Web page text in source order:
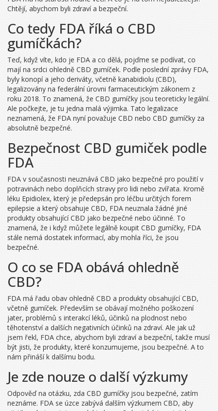
Chtějí, abychom byli zdraví a bezpeční.
Co tedy FDA říká o CBD
gumíčkách?
Teď, když víte, kdo je FDA a co dělá, pojďme se podívat, co
mají na srdci ohledně CBD gumíček. Podle poslední zprávy FDA,
byly konopí a jeho deriváty, včetně kanabidiolu (CBD),
legalizovány na federální úrovni farmaceutickým zákonem z
roku 2018. To znamená, že CBD gumíčky jsou teoreticky legální.
Ale počkejte, je tu jedna malá výjimka. Tato legalizace
neznamená, že FDA nyní považuje CBD nebo CBD gumíčky za
absolutně bezpečné.
Bezpečnost CBD gumiček podle
FDA
FDA v současnosti neuznává CBD jako bezpečné pro použití v
potravinách nebo doplňcích stravy pro lidi nebo zvířata. Kromě
léku Epidiolex, který je předepsán pro léčbu určitých forem
epilepsie a který obsahuje CBD, FDA neuznala žádné jiné
produkty obsahující CBD jako bezpečné nebo účinné. To
znamená, že i když můžete legálně koupit CBD gumíčky, FDA
stále nemá dostatek informací, aby mohla říci, že jsou
bezpečné.
O co se FDA obává ohledně
CBD?
FDA má řadu obav ohledně CBD a produkty obsahující CBD,
včetně gumíček. Především se obávají možného poškození
jater, problémů s interakcí léků, účinků na plodnost nebo
těhotenství a dalších negativních účinků na zdraví. Ale jak už
jsem řekl, FDA chce, abychom byli zdraví a bezpeční, takže musí
být jisti, že produkty, které konzumujeme, jsou bezpečné. A to
nám přináší k dalšímu bodu.
Je zde nouze o další výzkumy
Odpověď na otázku, zda CBD gumíčky jsou bezpečné, zatím
neznáme. FDA se úzce zabývá dalším výzkumem CBD, aby